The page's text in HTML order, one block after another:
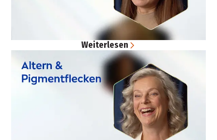
Weiterlesen